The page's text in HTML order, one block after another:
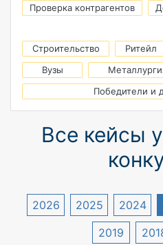
Проверка контрагентов
Строительство Ритейл
Вузы
Победители и
Все кейсы
2026 2025 2024
2019